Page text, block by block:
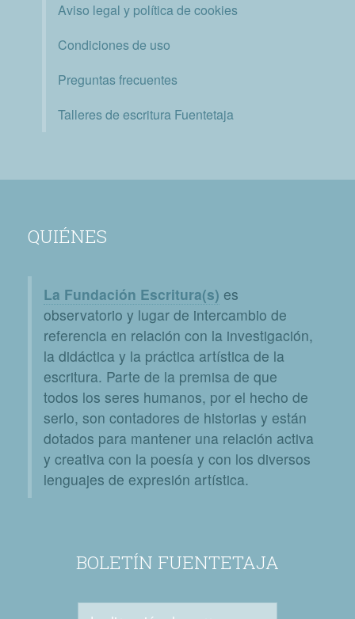
Aviso legal y política de cookies
Condiciones de uso
Preguntas frecuentes
Talleres de escritura Fuentetaja
QUIÉNES
La Fundación Escritura(s) es
observatorio y lugar de intercambio de
referencia en relación con la investigación,
la didáctica y la práctica artística de la
escritura. Parte de la premisa de que
todos los seres humanos, por el hecho de
serlo, son contadores de historias y están
dotados para mantener una relación activa
y creativa con la poesía y con los diversos
lenguajes de expresión artística.
BOLETÍN FUENTETAJA